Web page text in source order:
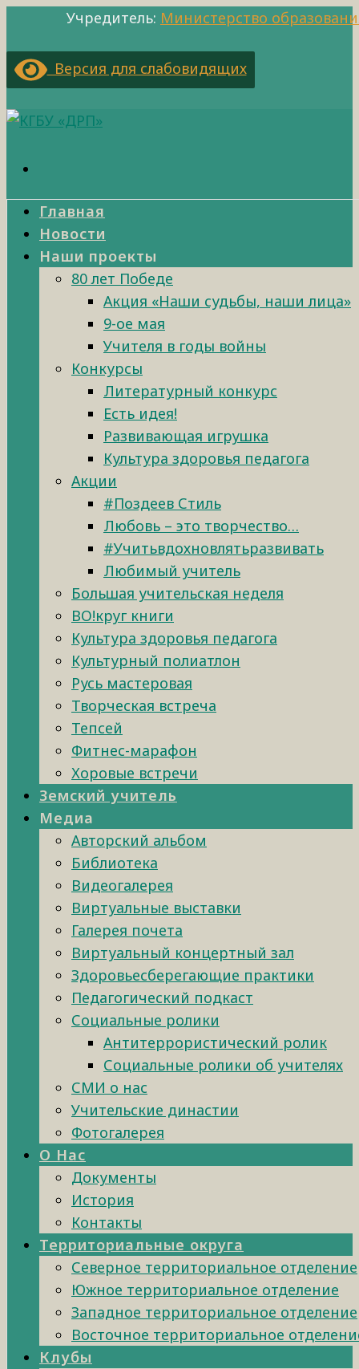
Учредитель: Министерство
Версия для слабовидящих
Главная
Новости
Наши проекты
80 лет Победе
Акция «Наши судьбы, наши лица»
9-ое мая
Учителя в годы войны
Конкурсы
Литературный конкурс
Есть идея!
Развивающая игрушка
Культура здоровья педагога
Акции
#Поздеев Стиль
Любовь – это творчество…
#Учитьвдохновлятьразвивать
Любимый учитель
Большая учительская неделя
ВО!круг книги
Культура здоровья педагога
Культурный полиатлон
Русь мастеровая
Творческая встреча
Тепсей
Фитнес-марафон
Хоровые встречи
Земский учитель
Медиа
Авторский альбом
Библиотека
Видеогалерея
Виртуальные выставки
Галерея почета
Виртуальный концертный зал
Здоровьесберегающие практики
Педагогический подкаст
Социальные ролики
Антитеррористический ролик
Социальные ролики об учителях
СМИ о нас
Учительские династии
Фотогалерея
О Нас
Документы
История
Контакты
Территориальные округа
Северное территориальное отделение
Южное территориальное отделение
Западное территориальное отделение
Восточное территориальное
Клубы